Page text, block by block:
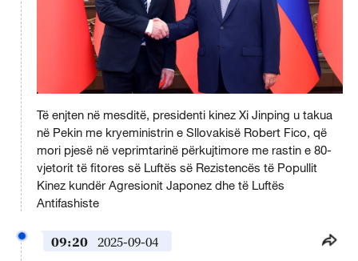
a
modal
window.
No compatible source was found for this media.
Të enjten në mesditë, presidenti kinez Xi Jinping u takua
në Pekin me kryeministrin e Sllovakisë Robert Fico, që
mori pjesë në veprimtarinë përkujtimore me rastin e 80-
vjetorit të fitores së Luftës së Rezistencës të Popullit
Kinez kundër Agresionit Japonez dhe të Luftës
Antifashiste
09:20 2025-09-04